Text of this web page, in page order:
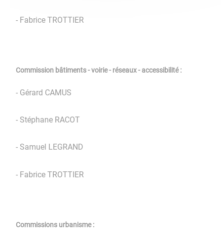
- Fabrice TROTTIER
Commission bâtiments - voirie - réseaux - accessibilité :
- Gérard CAMUS
- Stéphane RACOT
- Samuel LEGRAND
- Fabrice TROTTIER
Commissions urbanisme :